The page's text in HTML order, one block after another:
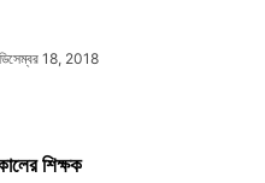
ডিসেম্বর 18, 2018
শিক্ষক